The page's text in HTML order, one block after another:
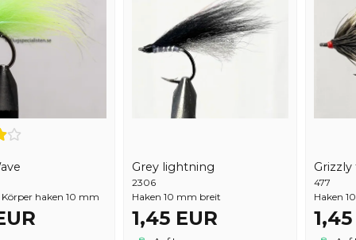
haken 10 mm
Grey lightning
2306
Haken 10 mm breit
1,45 EUR
477
Haken